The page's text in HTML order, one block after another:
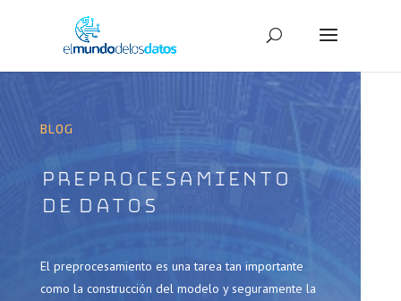
BLOG
Preprocesamiento
de datos
El preprocesamiento es una tarea tan importante
como la construcción del modelo y seguramente la